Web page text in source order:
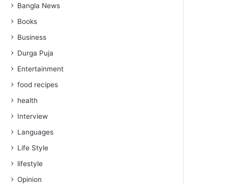
Bangla News
Books
Business
Durga Puja
Entertainment
food recipes
health
Interview
Languages
Life Style
lifestyle
Opinion